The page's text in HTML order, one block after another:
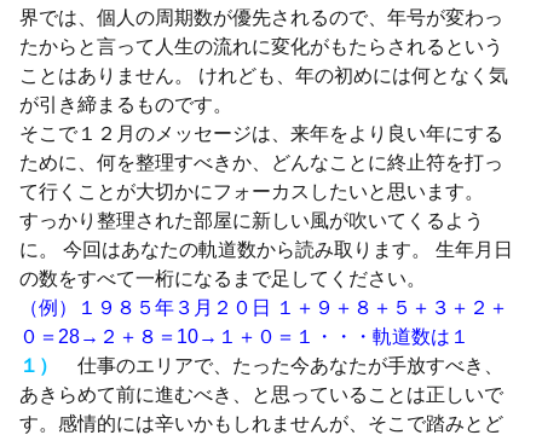
界では、個人の周期数が優先されるので、年号が変わっ
たからと言って人生の流れに変化がもたらされるという
ことはありません。 けれども、年の初めには何となく気
が引き締まるものです。
そこで１２月のメッセージは、来年をより良い年にする
ために、何を整理すべきか、どんなことに終止符を打っ
て行くことが大切かにフォーカスしたいと思います。
すっかり整理された部屋に新しい風が吹いてくるよう
に。 今回はあなたの軌道数から読み取ります。 生年月日
の数をすべて一桁になるまで足してください。
（例）１９８５年３月２０日 １＋９＋８＋５＋３＋２＋
０＝28→２＋８＝10→１＋０＝１・・・軌道数は１
１）
仕事のエリアで、たった今あなたが手放すべき、
あきらめて前に進むべき、と思っていることは正しいで
す。感情的には辛いかもしれませんが、そこで踏みとど